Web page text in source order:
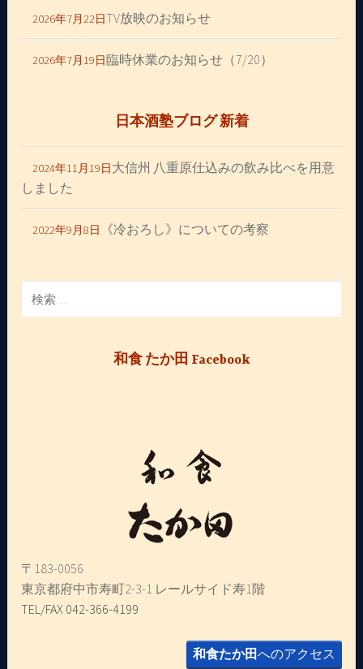
2026年7月22日TV放映のお知らせ
2026年7月19日臨時休業のお知らせ（7/20）
日本酒塾ブログ 新着
2024年11月19日大信州 八重原仕込みの飲み比べを用意
しました
2022年9月8日 《冷おろし》についての考察
検
索:
和食 たか田 Facebook
〒183-0056
東京都府中市寿町2-3-1 レールサイド寿1階
TEL/FAX 042-366-4199
和食たか田へのアクセス